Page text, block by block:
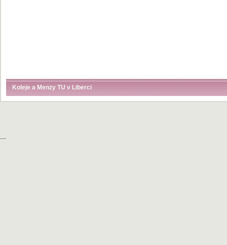
Koleje a Menzy TU v Liberci